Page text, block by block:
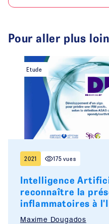
Pour aller plus loin
Etude
2021 175 vues
Intelligence
reconnaître la
inflammatoires à
Maxime Dougados